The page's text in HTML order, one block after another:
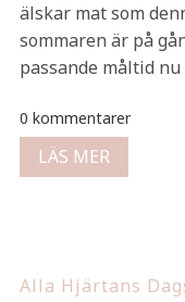
älskar mat som
sommaren är på
passande måltid
0 kommentarer
LÄS MER
Alla Hjärtans